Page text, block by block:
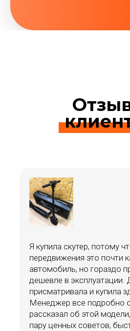
Я купила скутер, потому
передвижения это почти
автомобиль, но гораздо
дешевле в эксплуатации.
присматривала и купила
Менеджер все подробно
рассказал об этой
пару ценных советов,